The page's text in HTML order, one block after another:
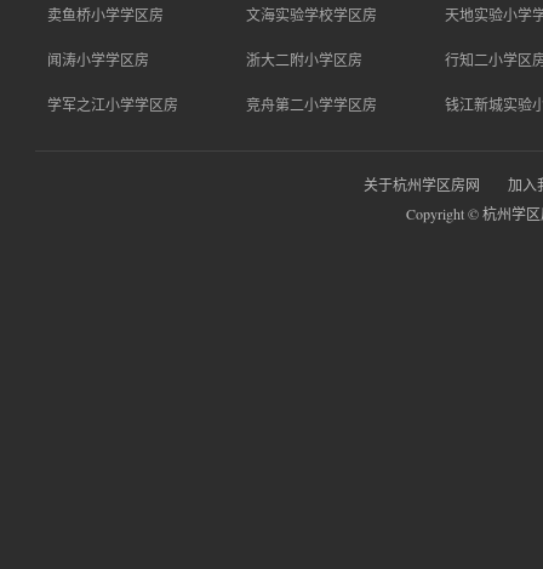
卖鱼桥小学学区房 文海实验学校学区房 天地实验小学
闻涛小学学区房 浙大二附小学区房 行知二小学区
学军之江小学学区房 竞舟第二小学学区房 钱江新城实验
关于杭州学区房网
加入
Copyright © 杭州学